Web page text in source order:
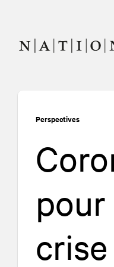
navigation
Perspectives